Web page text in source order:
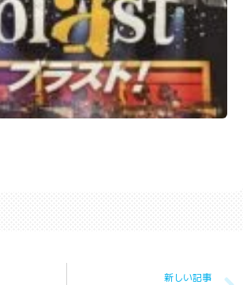
新しい記事